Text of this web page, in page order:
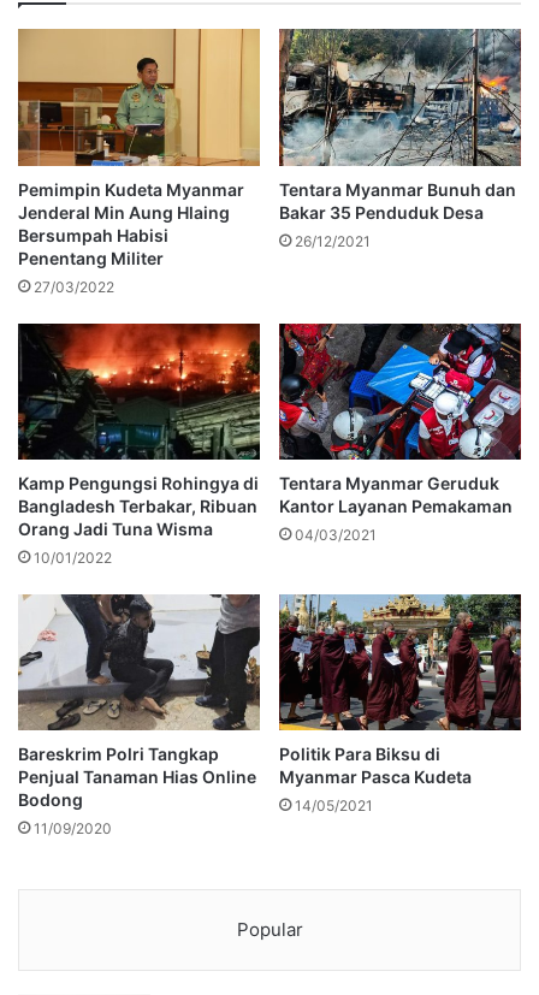
Pemimpin Kudeta Myanmar
Jenderal Min Aung Hlaing
Bersumpah Habisi
Penentang Militer
27/03/2022
Tentara Myanmar Bunuh dan
Bakar 35 Penduduk Desa
26/12/2021
Kamp Pengungsi Rohingya di
Bangladesh Terbakar, Ribuan
Orang Jadi Tuna Wisma
10/01/2022
Tentara Myanmar Geruduk
Kantor Layanan Pemakaman
04/03/2021
Bareskrim Polri Tangkap
Penjual Tanaman Hias Online
Bodong
11/09/2020
Politik Para Biksu di
Myanmar Pasca Kudeta
14/05/2021
Popular